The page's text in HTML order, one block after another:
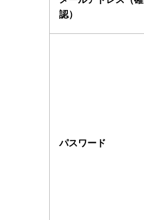
認）
パスワード